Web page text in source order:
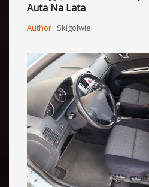
Auta Na Lata
Author : Skigolwiel